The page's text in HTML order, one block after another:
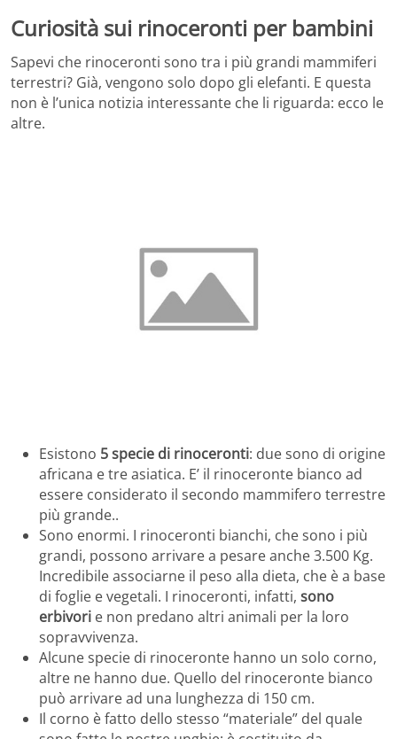
Curiosità sui rinoceronti per bambini
Sapevi che rinoceronti sono tra i più grandi mammiferi
terrestri? Già, vengono solo dopo gli elefanti. E questa
non è l’unica notizia interessante che li riguarda: ecco le
altre.
Esistono 5 specie di rinoceronti: due sono di origine
africana e tre asiatica. E’ il rinoceronte bianco ad
essere considerato il secondo mammifero terrestre
più grande..
Sono enormi. I rinoceronti bianchi, che sono i più
grandi, possono arrivare a pesare anche 3.500 Kg.
Incredibile associarne il peso alla dieta, che è a base
di foglie e vegetali. I rinoceronti, infatti, sono
erbivori e non predano altri animali per la loro
sopravvivenza.
Alcune specie di rinoceronte hanno un solo corno,
altre ne hanno due. Quello del rinoceronte bianco
può arrivare ad una lunghezza di 150 cm.
Il corno è fatto dello stesso “materiale” del quale